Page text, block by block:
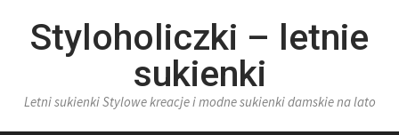
Styloholiczki – letnie
sukienki
Letni sukienki Stylowe kreacje i modne sukienki damskie na lato